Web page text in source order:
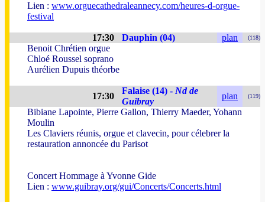
Lien : www.orguecathedraleannecy.com/heures-d-orgue-
festival
17:30 Dauphin (04) plan (118)
Benoit Chrétien orgue
Chloé Roussel soprano
Aurélien Dupuis théorbe
17:30
Falaise (14) - Nd de
Guibray
plan (119)
Bibiane Lapointe, Pierre Gallon, Thierry Maeder, Yohann
Moulin
Les Claviers réunis, orgue et clavecin, pour célebrer la
restauration annoncée du Parisot
Concert Hommage à Yvonne Gide
Lien : www.guibray.org/gui/Concerts/Concerts.html